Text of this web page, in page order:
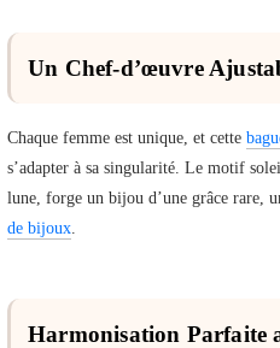
Un Chef-d’œuvre
Chaque femme est unique, et cette
s’adapter à sa singularité. Le motif
lune, forge un bijou d’une grâce rare,
de bijoux
Harmonisation Parfaite